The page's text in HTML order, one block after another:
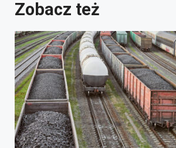
Zobacz też